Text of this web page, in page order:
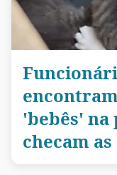
'bebês'
checam